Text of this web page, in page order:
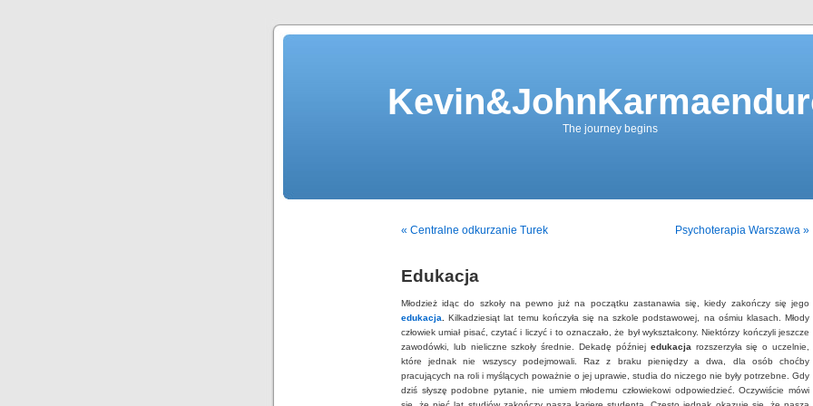
The journey begins
« Centralne odkurzanie Turek Psychoterapia Warszawa »
Edukacja
Młodzież idąc do szkoły na pewno już na początku zastanawia się, kiedy zakończy się jego
edukacja .Kilkadziesiąt lat temu kończyła się na szkole podstawowej, na ośmiu klasach. Młody
człowiek umiał pisać, czytać i liczyć i to oznaczało, że był wykształcony. Niektórzy kończyli jeszcze
zawodówki, lub nieliczne szkoły średnie. Dekadę później edukacja rozszerzyła się o uczelnie,
które jednak nie wszyscy podejmowali. Raz z braku pieniędzy a dwa, dla osób choćby
pracujących na roli i myślących poważnie o jej uprawie, studia do niczego nie były potrzebne. Gdy
dziś słyszę podobne pytanie, nie umiem młodemu człowiekowi odpowiedzieć. Oczywiście mówi